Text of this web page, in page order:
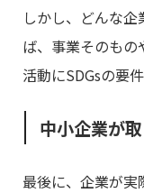
しかし、どんな
ば、事業そのもの
活動にSDGsの要
中小企業が
最後に、企業が実